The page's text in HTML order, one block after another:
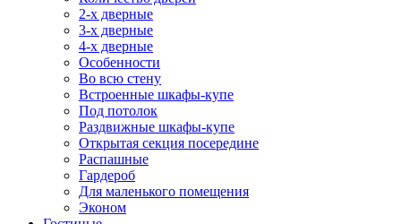
2-х дверные
3-х дверные
4-х дверные
Особенности
Во всю стену
Встроенные шкафы-купе
Под потолок
Раздвижные шкафы-купе
Открытая секция посередине
Распашные
Гардероб
Для маленького помещения
Эконом